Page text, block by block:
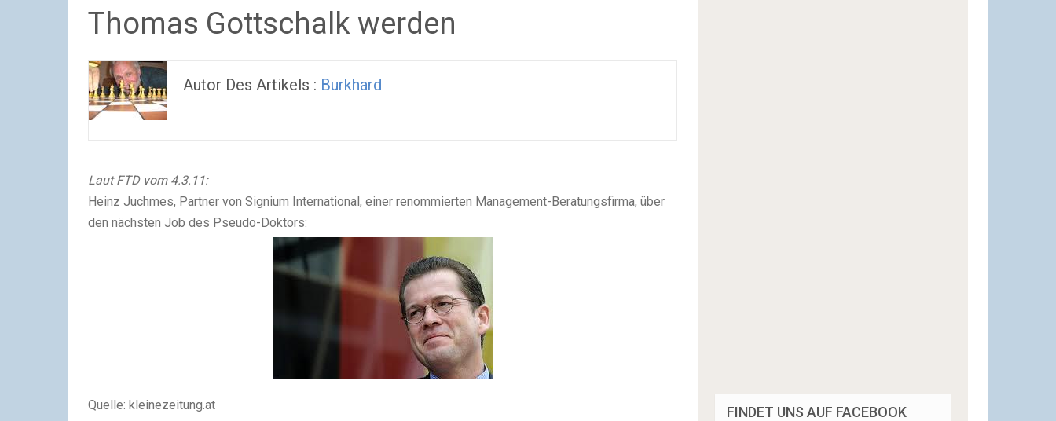
Thomas Gottschalk werden
Autor Des Artikels : Burkhard
Laut FTD vom 4.3.11:
Heinz Juchmes, Partner von Signium International, einer renommierten Management-Beratungsfirma, über
den nächsten Job des Pseudo-Doktors:
Quelle: kleinezeitung.at FINDET UNS AUF FACEBOOK